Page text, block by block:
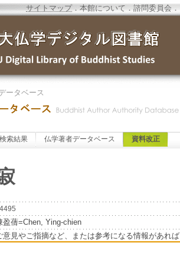
サイトマップ．本館について ．諮問委員会 ．
ータベース
検索結果 仏学著者データベース 資料改正
盈蒨=Chen, Ying-chien
意見やご指摘など、または参考になる情報があれ